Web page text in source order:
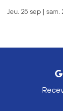
jeu. 25 sep | sam.